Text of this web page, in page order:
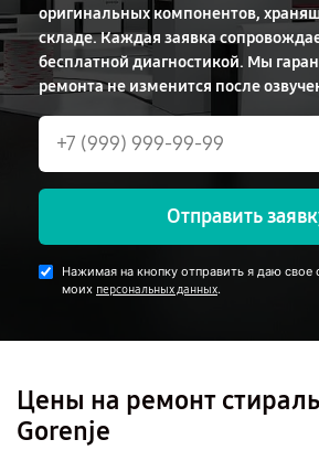
оригинальных компонентов,
складе. Каждая заявка
бесплатной диагностикой. Мы
ремонта не изменится после
Отправить
Нажимая на кнопку отправить я даю свое
моих персональных данных.
Цены на ремонт
Gorenje